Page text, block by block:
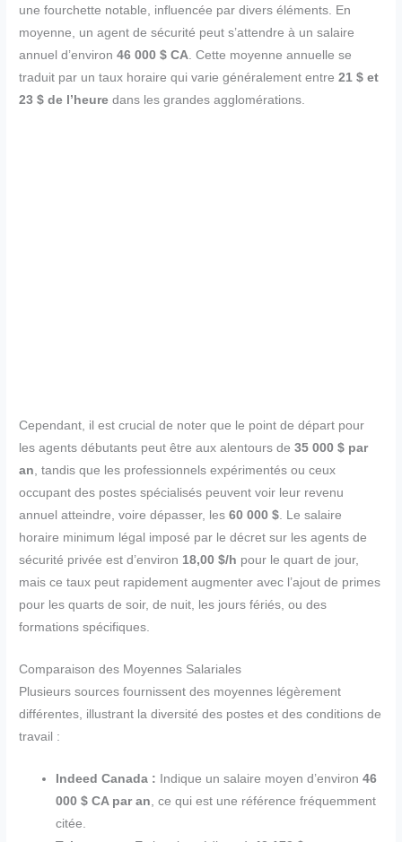
une fourchette notable, influencée par divers éléments. En
moyenne, un agent de sécurité peut s’attendre à un salaire
annuel d’environ46 000 $ CA. Cette moyenne annuelle se
traduit par un taux horaire qui varie généralement entre21 $ et
23 $ de l’heure dans les grandes agglomérations.
Cependant, il est crucial de noter que le point de départ pour
les agents débutants peut être aux alentours de35 000 $ par
an, tandis que les professionnels expérimentés ou ceux
occupant des postes spécialisés peuvent voir leur revenu
annuel atteindre, voire dépasser, les60 000 $. Le salaire
horaire minimum légal imposé par le décret sur les agents de
sécurité privée est d’environ 18,00 $/h pour le quart de jour,
mais ce taux peut rapidement augmenter avec l’ajout de primes
pour les quarts de soir, de nuit, les jours fériés, ou des
formations spécifiques.
Comparaison des Moyennes Salariales
Plusieurs sources fournissent des moyennes légèrement
différentes, illustrant la diversité des postes et des conditions de
travail :
Indeed Canada : Indique un salaire moyen d’environ46
000 $ CA par an , ce qui est une référence fréquemment
citée.